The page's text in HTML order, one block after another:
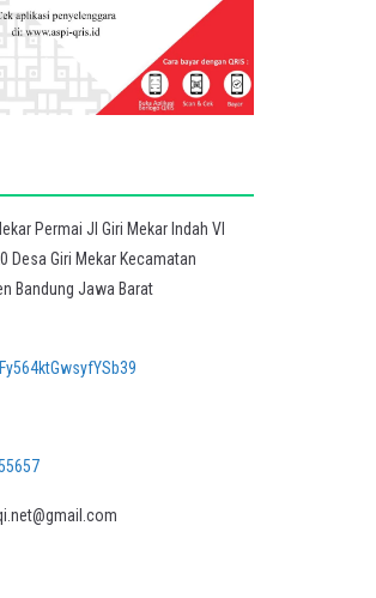
Permai Jl Giri Mekar Indah VI
Desa Giri Mekar Kecamatan
Bandung Jawa Barat